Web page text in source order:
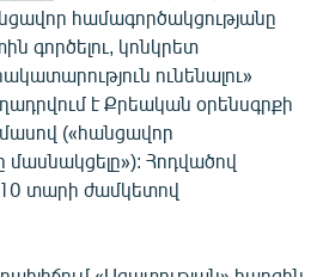
համագործակցությանը
գործելու, կոնկրետ
ունենալու»
է Քրեական օրենսգրքի
(«հանցավոր
Հոդվածով
տարի ժամկետով